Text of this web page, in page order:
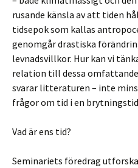
rusande känsla av att tiden
tidsepok som kallas
genomgår drastiska
levnadsvillkor. Hur kan vi
relation till dessa
svarar litteraturen – inte
frågor om tid i en
Vad är ens tid?
Seminariets föredrag